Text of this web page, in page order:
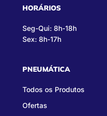
HORÁRIOS
Seg-Qui: 8h-18h
Sex: 8h-17h
PNEUMÁTICA
Todos os Produtos
Ofertas